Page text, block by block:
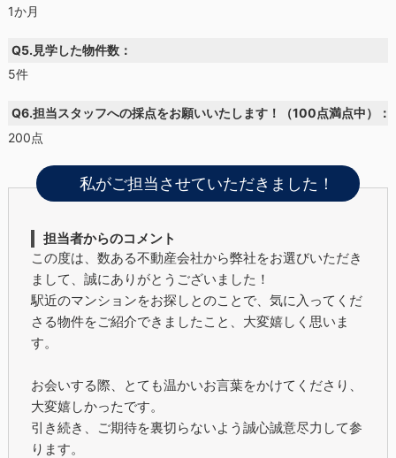
1か月
Q5.見学した物件数：
5件
Q6.担当スタッフへの採点をお願いいたします！（100点満点中）：
200点
私がご担当させていただきました！
担当者からのコメント
この度は、数ある不動産会社から弊社をお選びいただき
まして、誠にありがとうございました！
駅近のマンションをお探しとのことで、気に入ってくだ
さる物件をご紹介できましたこと、大変嬉しく思いま
す。
お会いする際、とても温かいお言葉をかけてくださり、
大変嬉しかったです。
引き続き、ご期待を裏切らないよう誠心誠意尽力して参
ります。